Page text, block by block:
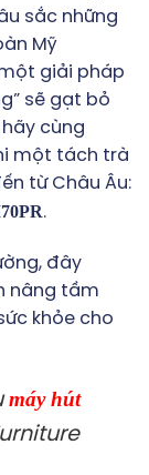
sắc những
Mỹ
giải pháp
sẽ gạt bỏ
cùng
một tách trà
từ Châu Âu:
.
đây
nâng tầm
khỏe cho
máy hút